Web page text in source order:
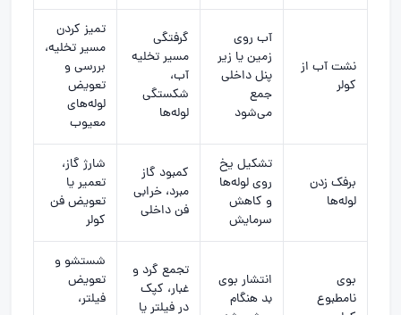
نشت آب از
کولر
آب روی
زمین یا زیر
پنل داخلی
جمع
می‌شود
گرفتگی
مسیر تخلیه
آب،
شکستگی
لوله‌ها
تمیز کردن
مسیر تخلیه،
بررسی و
تعویض
لوله‌های
معیوب
برفک زدن
لوله‌ها
تشکیل یخ
روی لوله‌ها
و کاهش
سرمایش
کمبود گاز
مبرد، خرابی
فن داخلی
شارژ گاز،
تعمیر یا
تعویض فن
کولر
بوی
نامطبوع
انتشار بوی
بد هنگام
تجمع گرد و
غبار، کپک
در فیلتر یا
شستشو و
تعویض
فیلتر،